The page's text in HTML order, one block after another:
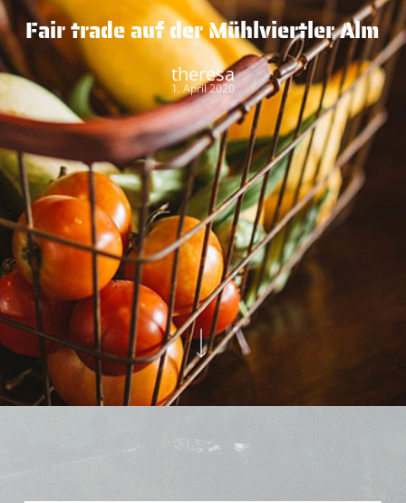
Fair trade auf der Mühlviertler Alm
theresa
1. April 2020